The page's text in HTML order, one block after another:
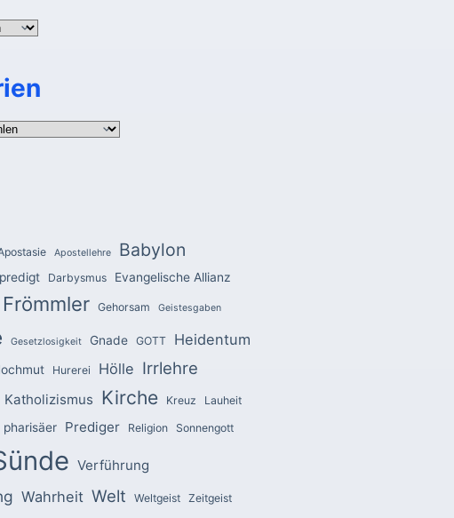
Apostellehre Babylon
Darbysmus Evangelische Allianz
Frömmler Gehorsam Geistesgaben
Gesetzlosigkeit Gnade GOTT Heidentum
Hurerei Hölle Irrlehre
Katholizismus Kirche Kreuz Lauheit
pharisäer Prediger Religion Sonnengott
Verführung
Wahrheit Welt Weltgeist Zeitgeist